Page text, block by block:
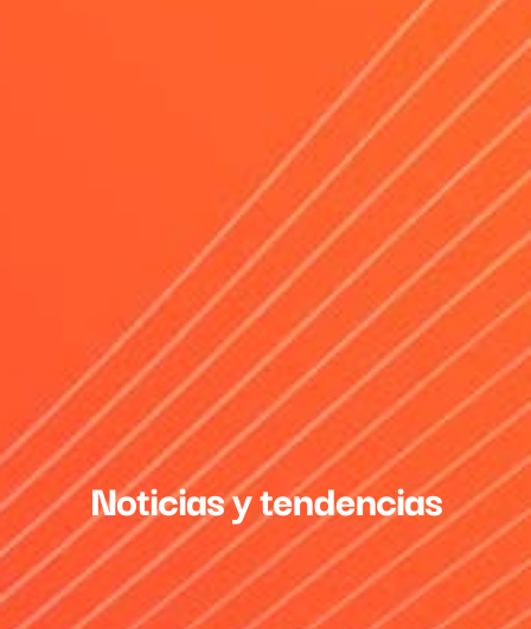
Noticias y tendencias